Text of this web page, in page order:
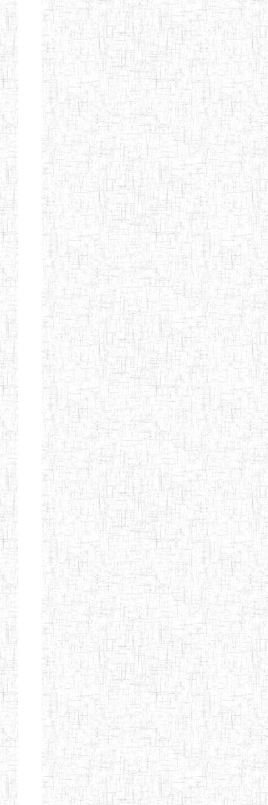
Afficher Page 11 sur 13 Total: 307
Début Préc. 4 5 6 7 8
9
13
Suivant Fin
ENIEG DE
NKONGSAMBA
01/01/1958 ENIEG
ENIEG DE
YABASSI
01/11/2001 ENIEG
ENBIEG
D'EDEA
01/01/1975 ENIEG
ENBIEG DE
DOUALA
25/08/1986 ENIEG
ENIET DE
DOUALA
05/11/1998 ENIET
ENIET DE
GAROUA
05/08/2010 ENIET
ENBIEG DE
GAROUA
01/01/1975 ENIEG
ENIEG DE
PITOA
01/01/1995 ENIEG
ENIEG DE
TCHOLLIRE
22/10/2002 ENIEG
ENIEG DE POLI 17/08/2012 ENIEG
ENIEG DE
GUIDER
10/09/2001 ENIEG
GTTC
FUNDONG
17/07/2001 ENIEG
Etablissements
d'enseignement